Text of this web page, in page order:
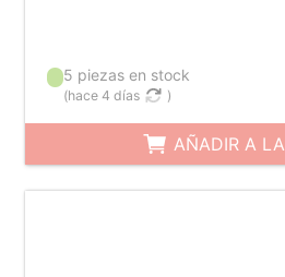
5 piezas en stock
(hace 4 días )
AÑADIR A